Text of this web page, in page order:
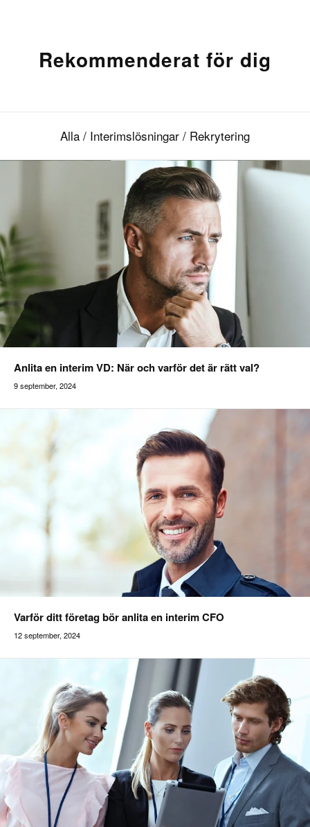
Rekommenderat för dig
Alla / Interimslösningar / Rekrytering
Anlita en interim VD: När och varför det är rätt val?
9 september, 2024
Addilon
Varför ditt företag bör anlita en interim CFO
12 september, 2024